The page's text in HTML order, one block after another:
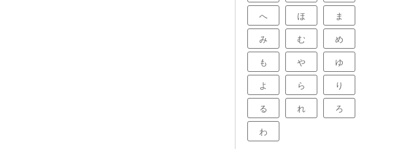
へ ほ ま
み む め
も や ゆ
よ ら り
る れ ろ
わ